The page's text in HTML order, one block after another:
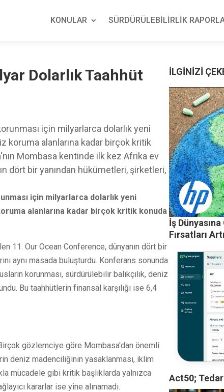
KONULAR SÜRDÜRÜLEBİLİRLİK
Dolarlık Taahhüt
için milyarlarca dolarlık yeni
alanlarına kadar birçok kritik
Mombasa kentinde ilk kez Afrika ev
dört bir yanından hükümetleri, şirketleri,
için milyarlarca dolarlık yeni
alanlarına kadar birçok kritik konuda
11. Our Ocean Conference, dünyanın dört bir
aynı masada buluşturdu. Konferans sonunda
korunması, sürdürülebilir balıkçılık, deniz
Bu taahhütlerin finansal karşılığı ise 6,4
gözlemciye göre Mombasa'dan önemli
deniz madenciliğinin yasaklanması, iklim
mücadele gibi kritik başlıklarda yalnızca
kararlar ise yine alınamadı.
İLGİNİZİ
İş
Fırsatları
Act50;